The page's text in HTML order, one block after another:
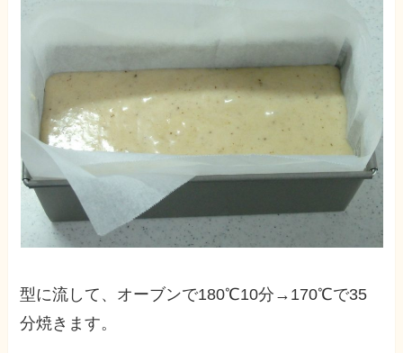
型に流して、オーブンで180℃10分→170℃で35
分焼きます。